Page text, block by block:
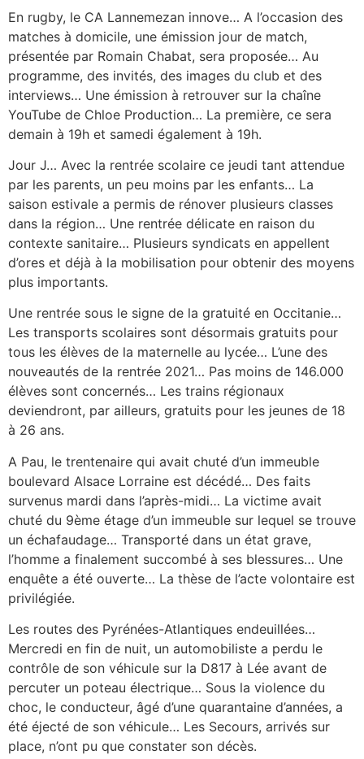
En rugby, le CA Lannemezan innove… A l’occasion des
matches à domicile, une émission jour de match,
présentée par Romain Chabat, sera proposée… Au
programme, des invités, des images du club et des
interviews… Une émission à retrouver sur la chaîne
YouTube de Chloe Production… La première, ce sera
demain à 19h et samedi également à 19h.
Jour J… Avec la rentrée scolaire ce jeudi tant attendue
par les parents, un peu moins par les enfants… La
saison estivale a permis de rénover plusieurs classes
dans la région… Une rentrée délicate en raison du
contexte sanitaire… Plusieurs syndicats en appellent
d’ores et déjà à la mobilisation pour obtenir des moyens
plus importants.
Une rentrée sous le signe de la gratuité en Occitanie…
Les transports scolaires sont désormais gratuits pour
tous les élèves de la maternelle au lycée… L’une des
nouveautés de la rentrée 2021… Pas moins de 146.000
élèves sont concernés… Les trains régionaux
deviendront, par ailleurs, gratuits pour les jeunes de 18
à 26 ans.
A Pau, le trentenaire qui avait chuté d’un immeuble
boulevard Alsace Lorraine est décédé… Des faits
survenus mardi dans l’après-midi… La victime avait
chuté du 9ème étage d’un immeuble sur lequel se trouve
un échafaudage… Transporté dans un état grave,
l’homme a finalement succombé à ses blessures… Une
enquête a été ouverte… La thèse de l’acte volontaire est
privilégiée.
Les routes des Pyrénées-Atlantiques endeuillées…
Mercredi en fin de nuit, un automobiliste a perdu le
contrôle de son véhicule sur la D817 à Lée avant de
percuter un poteau électrique… Sous la violence du
choc, le conducteur, âgé d’une quarantaine d’années, a
été éjecté de son véhicule… Les Secours, arrivés sur
place, n’ont pu que constater son décès.